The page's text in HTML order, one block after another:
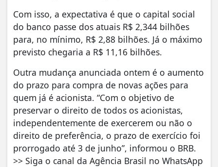
Com isso, a expectativa é que o capital social
do banco passe dos atuais R$ 2,344 bilhões
para, no mínimo, R$ 2,88 bilhões. Já o máximo
previsto chegaria a R$ 11,16 bilhões.
Outra mudança anunciada ontem é o aumento
do prazo para compra de novas ações para
quem já é acionista. “Com o objetivo de
preservar o direito de todos os acionistas,
independentemente de exercerem ou não o
direito de preferência, o prazo de exercício foi
prorrogado até 3 de junho”, informou o BRB.
>> Siga o canal da Agência Brasil no WhatsApp